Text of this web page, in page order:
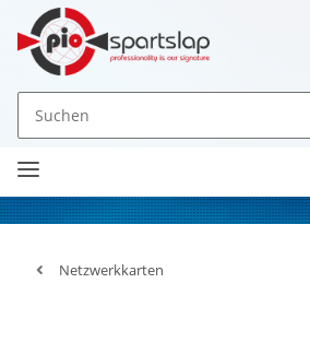
Netzwerkkarten